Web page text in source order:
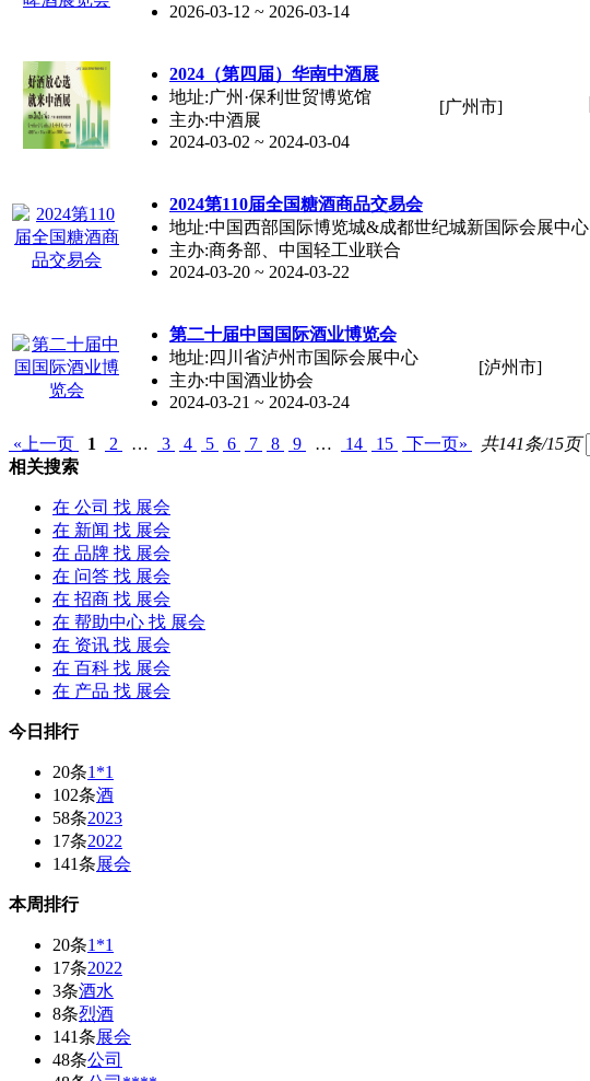
2026-03-12 ~ 2026-03-14
2024（第四届）华南中酒展
地址:广州·保利世贸博览馆
主办:中酒展
2024-03-02 ~ 2024-03-04
[广州市]
2024第110届全国糖酒商品交易会
地址:中国西部国际博览城&成都世纪城新国际会展中心
主办:商务部、中国轻工业联合
2024-03-20 ~ 2024-03-22
第二十届中国国际酒业博览会
地址:四川省泸州市国际会展中心
主办:中国酒业协会
2024-03-21 ~ 2024-03-24
[泸州市]
«上一页 1 2 … 3 4 5 6 7 8 9 … 14 15 下一页»
共141条/15页
相关搜索
在 公司 找 展会
在 新闻 找 展会
在 品牌 找 展会
在 问答 找 展会
在 招商 找 展会
在 帮助中心 找 展会
在 资讯 找 展会
在 百科 找 展会
在 产品 找 展会
今日排行
20条1*1
102条酒
58条2023
17条2022
141条展会
本周排行
20条1*1
17条2022
3条酒水
8条烈酒
141条展会
48条公司